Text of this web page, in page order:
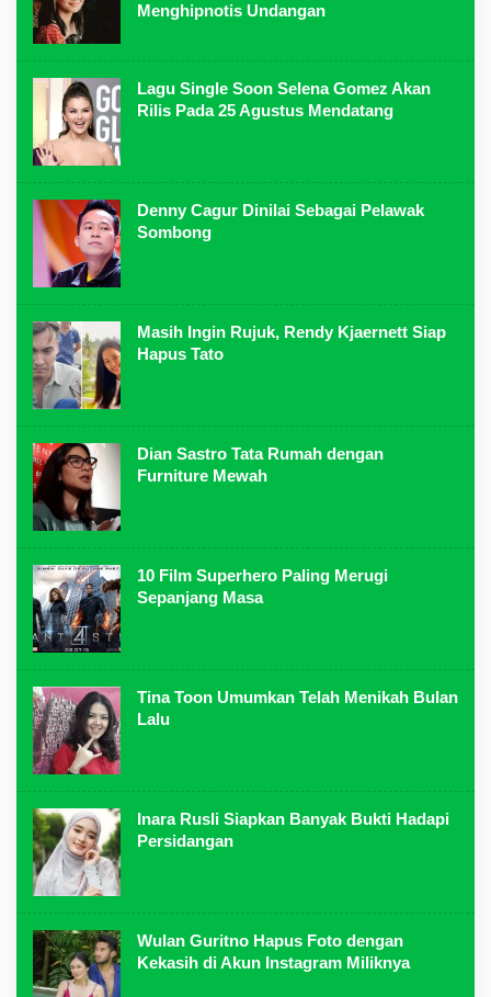
Menghipnotis Undangan
Lagu Single Soon Selena Gomez Akan
Rilis Pada 25 Agustus Mendatang
Denny Cagur Dinilai Sebagai Pelawak
Sombong
Masih Ingin Rujuk, Rendy Kjaernett Siap
Hapus Tato
Dian Sastro Tata Rumah dengan
Furniture Mewah
10 Film Superhero Paling Merugi
Sepanjang Masa
Tina Toon Umumkan Telah Menikah Bulan
Lalu
Inara Rusli Siapkan Banyak Bukti Hadapi
Persidangan
Wulan Guritno Hapus Foto dengan
Kekasih di Akun Instagram Miliknya